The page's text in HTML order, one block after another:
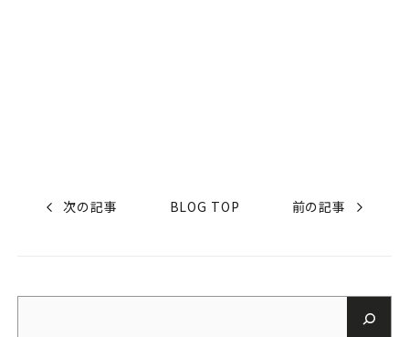
次の記事 BLOG TOP 前の記事